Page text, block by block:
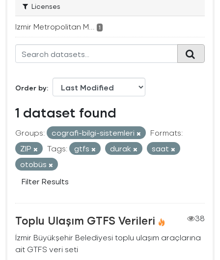
Licenses
Izmir Metropolitan M... 1
Order by
1 dataset found
Groups: cografi-bilgi-sistemleri
Formats:
ZIP
Tags: gtfs durak
saat
otobüs
Filter Results
Toplu Ulaşım GTFS Verileri
38
İzmir Büyükşehir Belediyesi toplu ulaşım araçlarına
ait GTFS veri seti